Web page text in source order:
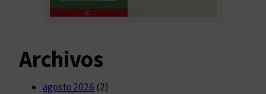
Archivos
agosto 2026 (2)